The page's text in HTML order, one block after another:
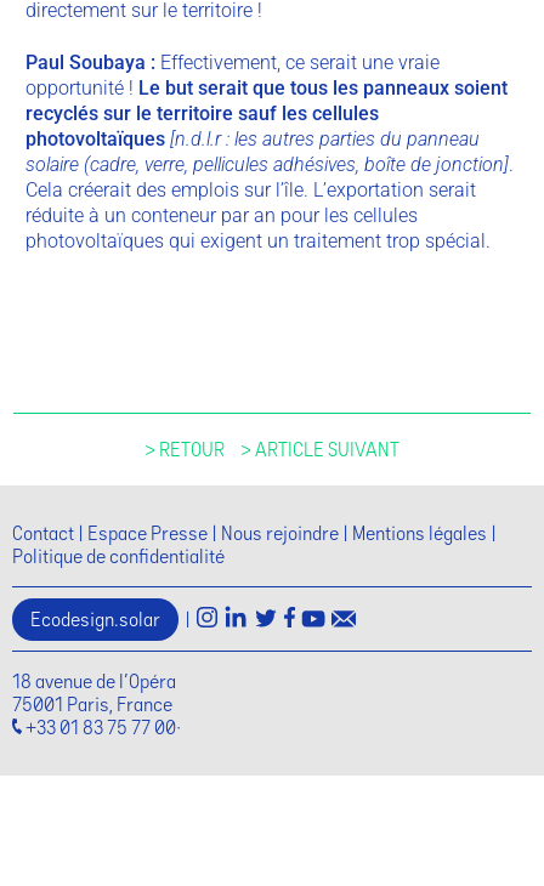
directement sur le territoire !
PaulSoubaya : Effectivement, ce serait une vraie
opportunité ! Le but serait que tous les panneaux soient
recyclés sur le territoire sauf les cellules
photovoltaïques [n.d.l.r : les autres parties du panneau
solaire (cadre, verre, pellicules adhésives, boîte de jonction].
Cela créerait des emplois sur l’île. L’exportation serait
réduite à un conteneur par an pour les cellules
photovoltaïques qui exigent un traitement trop spécial.
> RETOUR > ARTICLE SUIVANT
Contact Espace Presse Nous rejoindre
Mentions légales
Politique de confidentialité
Ecodesign.solar |
18 avenue de l'Opéra
75001 Paris, France
+33 01 83 75 77 00·